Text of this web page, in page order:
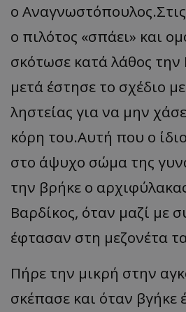
ο
ο πιλότος «σπάει» και
σκότωσε κατά λάθος την
μετά έστησε το σχέδιο
ληστείας για να μην
κόρη του.Αυτή που ο
στο άψυχο σώμα της
την βρήκε ο
Βαρδίκος, όταν μαζί με
έφτασαν στη μεζονέτα
Πήρε την μικρή στην
σκέπασε και όταν βγήκε